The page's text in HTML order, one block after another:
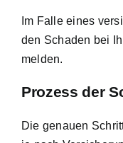
Im Falle eines
den Schaden bei
melden.
Prozess der
Die genauen